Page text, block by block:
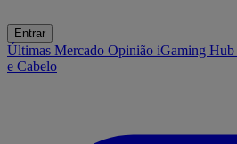
Entrar
Últimas Mercado Opinião iGaming Hub
e Cabelo